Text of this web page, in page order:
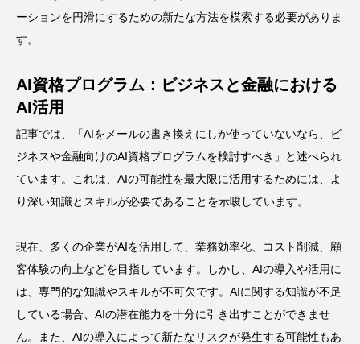
ーションを円滑にするための新たな方法を模索する必要がありま
す。
AI資格プログラム：ビジネスと金融における
AI活用
記事では、「AIをメールの書き換えにしか使っていないなら、ビ
ジネスや金融向けのAI資格プログラムを検討すべき」と述べられ
ています。これは、AIの可能性を最大限に活用するためには、よ
り深い知識とスキルが必要であることを示唆しています。
現在、多くの企業がAIを活用して、業務効率化、コスト削減、顧
客体験の向上などを目指しています。しかし、AIの導入や活用に
は、専門的な知識やスキルが不可欠です。AIに関する知識が不足
している場合、AIの潜在能力を十分に引き出すことができませ
ん。また、AIの導入によって新たなリスクが発生する可能性もあ